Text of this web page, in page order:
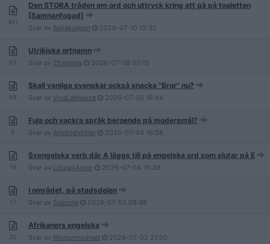
451
Den STORA tråden om ord och uttryck kring att gå på toaletten
[Samnanfogad]
Svar av Bajjakungen 2026-07-10 12:32
83
Utrikiska ortnamn
Svar av Zhanlang 2026-07-08 00:15
69
Skall vanliga svenskar också snacka "Bror" nu?
Svar av VivaLaMusica 2026-07-05 16:44
8
Fula och vackra språk beroende på modersmål?
Svar av Anybodykiller 2026-07-04 16:58
16
Svengelska verb där A läggs till på engelska ord som slutar på E
Svar av Lillajag4ever 2026-07-04 16:39
17
I området, på stadsdelen
Svar av Suecote 2026-07-03 08:48
30
Afrikaners engelska
Svar av Morgonrodnad 2026-07-02 21:00